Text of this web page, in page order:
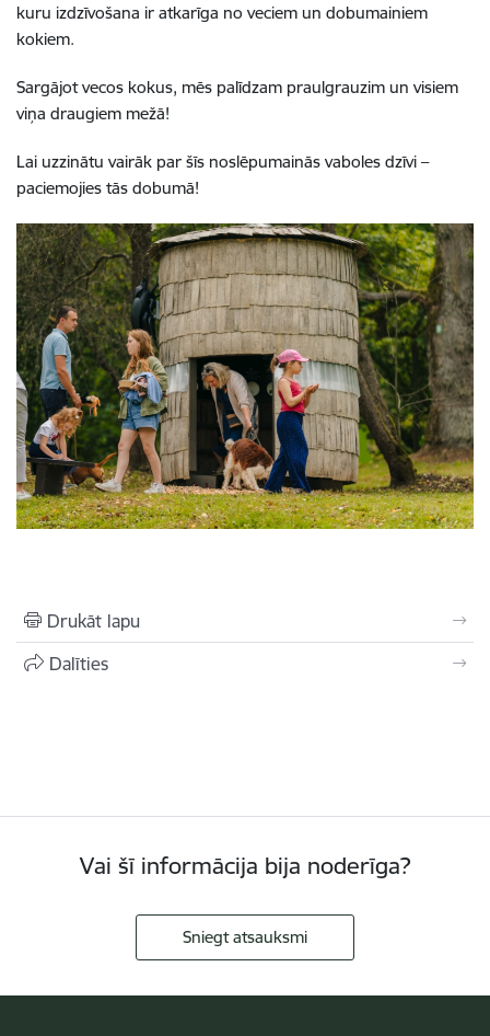
kuru izdzīvošana ir atkarīga no veciem un dobumainiem
kokiem.
Sargājot vecos kokus, mēs palīdzam praulgrauzim un visiem
viņa draugiem mežā!
Lai uzzinātu vairāk par šīs noslēpumainās vaboles dzīvi –
paciemojies tās dobumā!
Drukāt lapu
Dalīties
Vai šī informācija bija noderīga?
Sniegt atsauksmi